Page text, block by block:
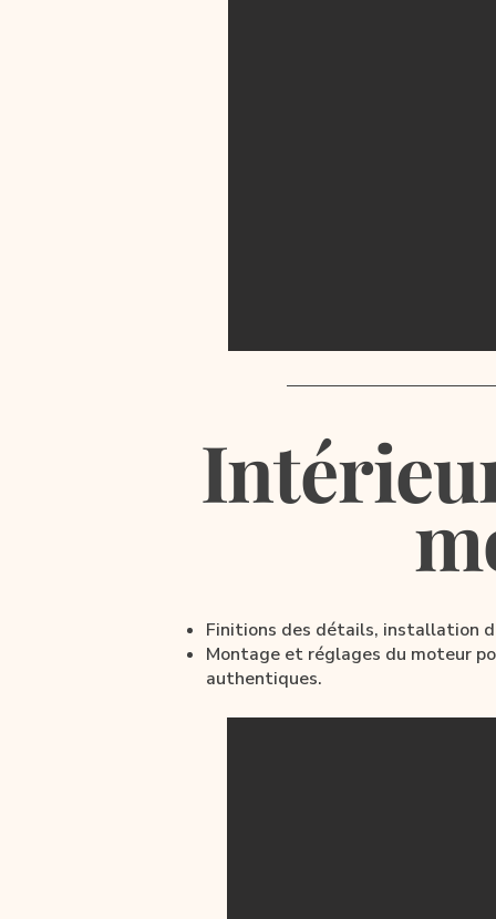
Finitions des détails, installation
Montage et réglages du moteur
authentiques.